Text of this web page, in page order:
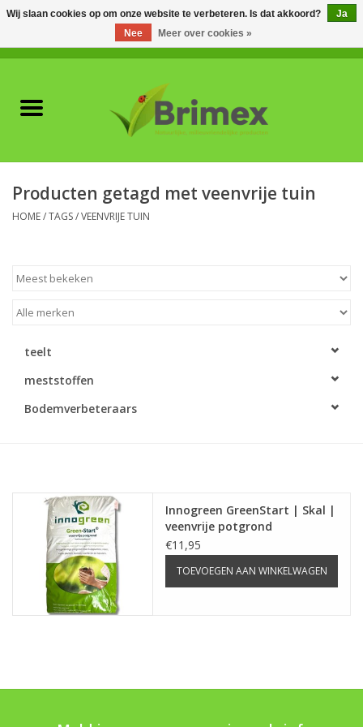
Plagen & Ziekten
Meststoffen en
Bestuiving
Drukspuiten
Onkruid & Reiniging
Nestkasten
Producten getagd met veenvrije tuin
HOME/TAGS/VEENVRIJE TUIN
teelt
meststoffen
Bodemverbeteraars
Innogreen GreenStart | Skal |
veenvrije potgrond
€11,95
TOEVOEGEN AAN WINKELWAGEN
Wij slaan cookies op om onze website te verbeteren. Is dat akkoord?
Ja
Nee
Meer over cookies »